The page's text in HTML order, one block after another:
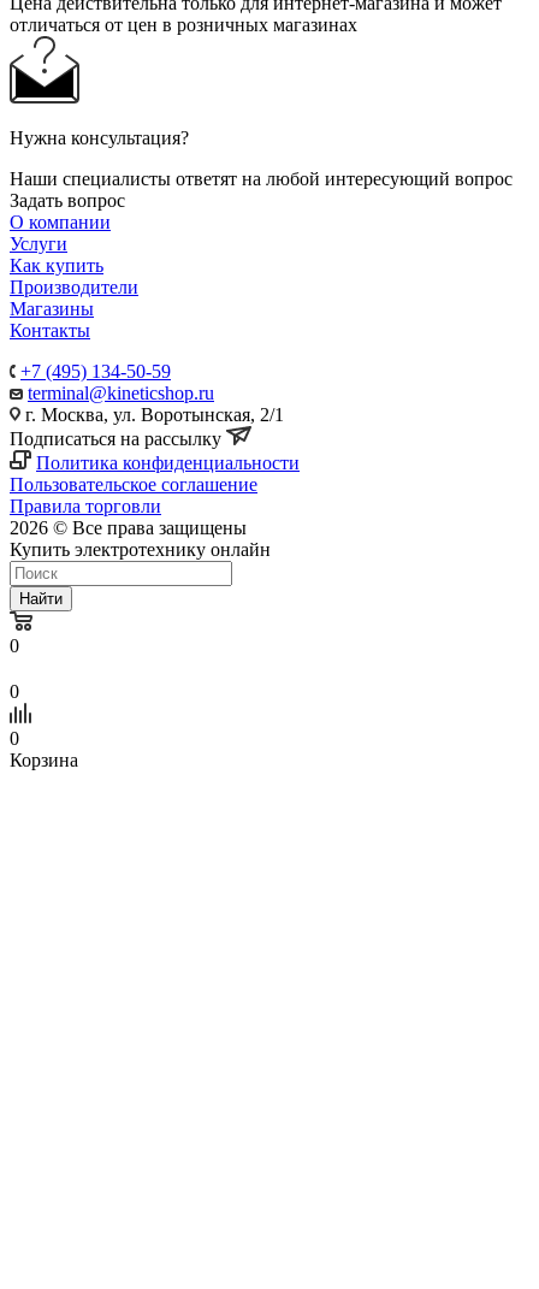
отличаться от цен в розничных магазинах
Нужна консультация?
Наши специалисты ответят на любой интересующий вопрос
Задать вопрос
О компании
Услуги
Как купить
Производители
Магазины
Контакты
+7 (495) 134-50-59
terminal@kineticshop.ru
г. Москва, ул. Воротынская, 2/1
Подписаться на рассылку
Политика конфиденциальности
Пользовательское соглашение
Правила торговли
2026 © Все права защищены
Купить электротехнику онлайн
Найти
0
0
0
Корзина